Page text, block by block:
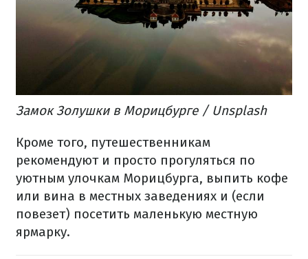
Замок Золушки в Морицбурге / Unsplash
Кроме того, путешественникам
рекомендуют и просто прогуляться по
уютным улочкам Морицбурга, выпить кофе
или вина в местных заведениях и (если
повезет) посетить маленькую местную
ярмарку.